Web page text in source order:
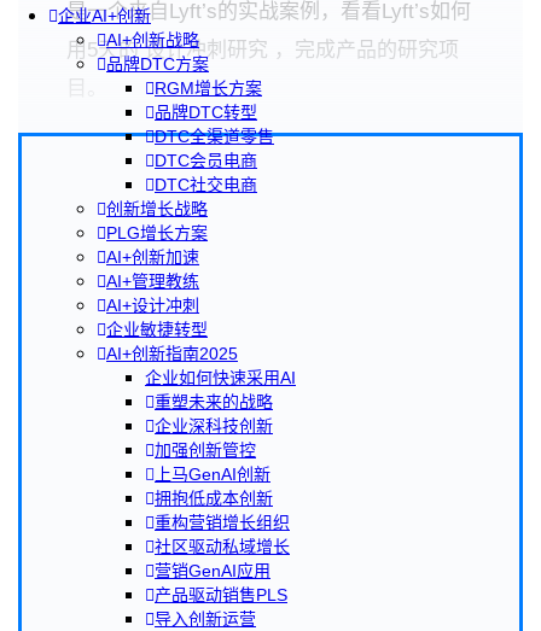
企业AI+创新
AI+创新战略
品牌DTC方案
RGM增长方案
品牌DTC转型
DTC全渠道零售
DTC会员电商
DTC社交电商
创新增长战略
PLG增长方案
AI+创新加速
AI+管理教练
AI+设计冲刺
企业敏捷转型
AI+创新指南2025
企业如何快速采用AI
重塑未来的战略
企业深科技创新
加强创新管控
上马GenAI创新
拥抱低成本创新
重构营销增长组织
社区驱动私域增长
营销GenAI应用
产品驱动销售PLS
导入创新运营
是一个来自Lyft’s的实战案例，看看Lyft’s如何
用5天的 设计冲刺研究 ，完成产品的研究项